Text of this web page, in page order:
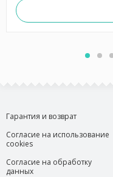
Гарантия и возврат
Согласие на использование
cookies
Согласие на обработку
данных